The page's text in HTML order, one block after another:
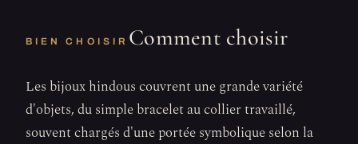
BIEN CHOISIR Comment choisir
Les bijoux hindous couvrent une grande variété
d'objets, du simple bracelet au collier travaillé,
souvent chargés d'une portée symbolique selon la